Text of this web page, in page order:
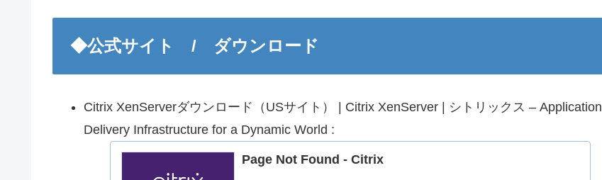
◆公式サイト / ダウンロード
Citrix XenServerダウンロード（USサイト） | Citrix XenServer | シトリックス – Application
Delivery Infrastructure for a Dynamic World :
Page Not Found - Citrix